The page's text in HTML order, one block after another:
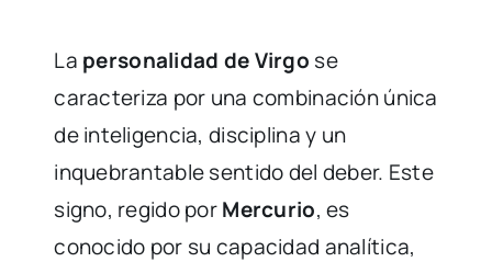
La personalidad de Virgo se
caracteriza por una combinación única
de inteligencia, disciplina y un
inquebrantable sentido del deber. Este
signo, regido porMercurio, es
conocido por su capacidad analítica,